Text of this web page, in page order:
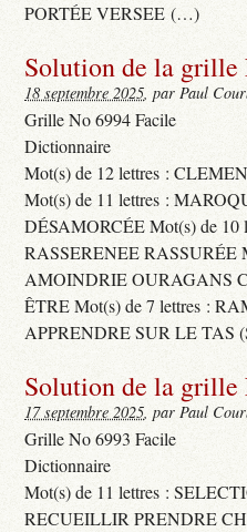
PORTÉE VERSEE (…)
Solution de la grille
18 septembre 2025, par Paul
Grille No 6994 Facile
Dictionnaire
Mot(s) de 12 lettres :
Mot(s) de 11 lettres :
DÉSAMORCÉE Mot(s) de
RASSERENEE
AMOINDRIE OURAGANS
ÊTRE Mot(s) de 7 lettres :
APPRENDRE SUR LE TAS
Solution de la grille
17 septembre 2025, par Paul
Grille No 6993 Facile
Dictionnaire
Mot(s) de 11 lettres :
RECUEILLIR PRENDRE